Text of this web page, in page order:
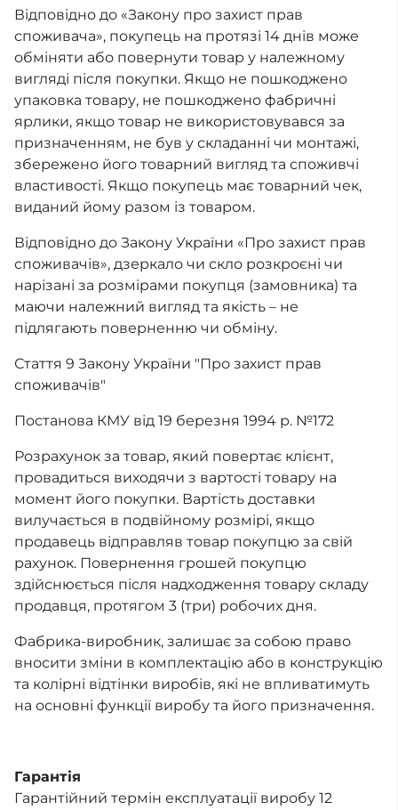
Відповідно до «Закону про захист прав
споживача», покупець на протязі 14 днів може
обміняти або повернути товар у належному
вигляді після покупки. Якщо не пошкоджено
упаковка товару, не пошкоджено фабричні
ярлики, якщо товар не використовувався за
призначенням, не був у складанні чи монтажі,
збережено його товарний вигляд та споживчі
властивості. Якщо покупець має товарний чек,
виданий йому разом із товаром.
Відповідно до Закону України «Про захист прав
споживачів», дзеркало чи скло розкроєні чи
нарізані за розмірами покупця (замовника) та
маючи належний вигляд та якість – не
підлягають поверненню чи обміну.
Стаття 9 Закону України "Про захист прав
споживачів"
Постанова КМУ від 19 березня 1994 р. №172
Розрахунок за товар, який повертає клієнт,
провадиться виходячи з вартості товару на
момент його покупки. Вартість доставки
вилучається в подвійному розмірі, якщо
продавець відправляв товар покупцю за свій
рахунок. Повернення грошей покупцю
здійснюється після надходження товару складу
продавця, протягом 3 (три) робочих дня.
Фабрика-виробник, залишає за собою право
вносити зміни в комплектацію або в конструкцію
та колірні відтінки виробів, які не впливатимуть
на основні функції виробу та його призначення.
Гарантія
Гарантійний термін експлуатації виробу 12